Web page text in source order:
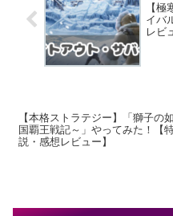
【
イバ
レビ
【本格ストラテジー】「獅子の
国覇王戦記～」やってみた！【
説・感想レビュー】